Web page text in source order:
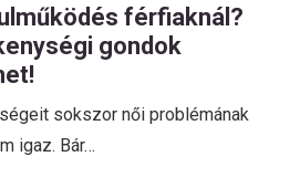
férfiaknál?
gondok
sokszor női problémának
igaz. Bár…